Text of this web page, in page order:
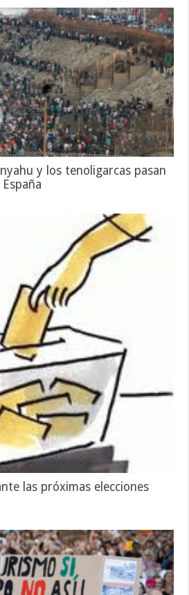
y los tenoligarcas pasan
las próximas elecciones